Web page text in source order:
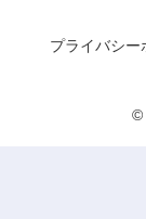
プライバシー
©